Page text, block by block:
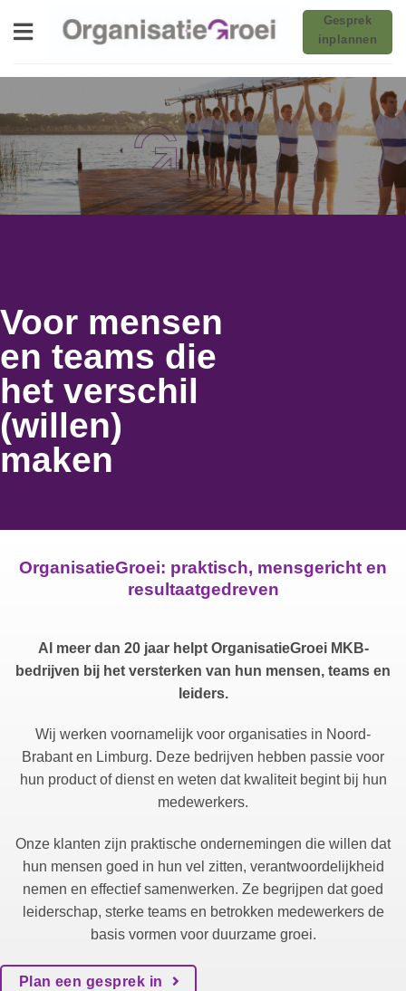
naar
Gesprek
inplannen
Voor mensen
en teams die
het verschil
(willen)
maken
OrganisatieGroei: praktisch, mensgericht en
resultaatgedreven
Al meer dan 20 jaar helpt OrganisatieGroei MKB-
bedrijven bij het versterken van hun mensen, teams en
leiders.
Wij werken voornamelijk voor organisaties in Noord-
Brabant en Limburg. Deze bedrijven hebben passie voor
hun product of dienst en weten dat kwaliteit begint bij hun
medewerkers.
Onze klanten zijn praktische ondernemingen die willen dat
hun mensen goed in hun vel zitten, verantwoordelijkheid
nemen en effectief samenwerken. Ze begrijpen dat goed
leiderschap, sterke teams en betrokken medewerkers de
basis vormen voor duurzame groei.
Plan een gesprek in